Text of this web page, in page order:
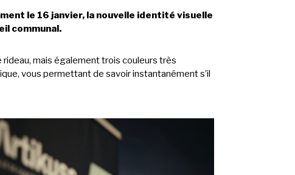
le 16 janvier, la nouvelle identité visuelle
communal.
mais également trois couleurs très
vous permettant de savoir instantanément s’il